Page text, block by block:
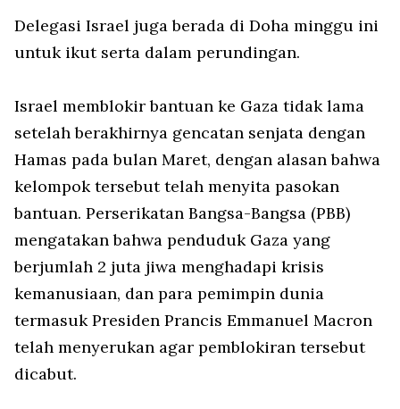
Delegasi Israel juga berada di Doha minggu ini
untuk ikut serta dalam perundingan.
Israel memblokir bantuan ke Gaza tidak lama
setelah berakhirnya gencatan senjata dengan
Hamas pada bulan Maret, dengan alasan bahwa
kelompok tersebut telah menyita pasokan
bantuan. Perserikatan Bangsa-Bangsa (PBB)
mengatakan bahwa penduduk Gaza yang
berjumlah 2 juta jiwa menghadapi krisis
kemanusiaan, dan para pemimpin dunia
termasuk Presiden Prancis Emmanuel Macron
telah menyerukan agar pemblokiran tersebut
dicabut.